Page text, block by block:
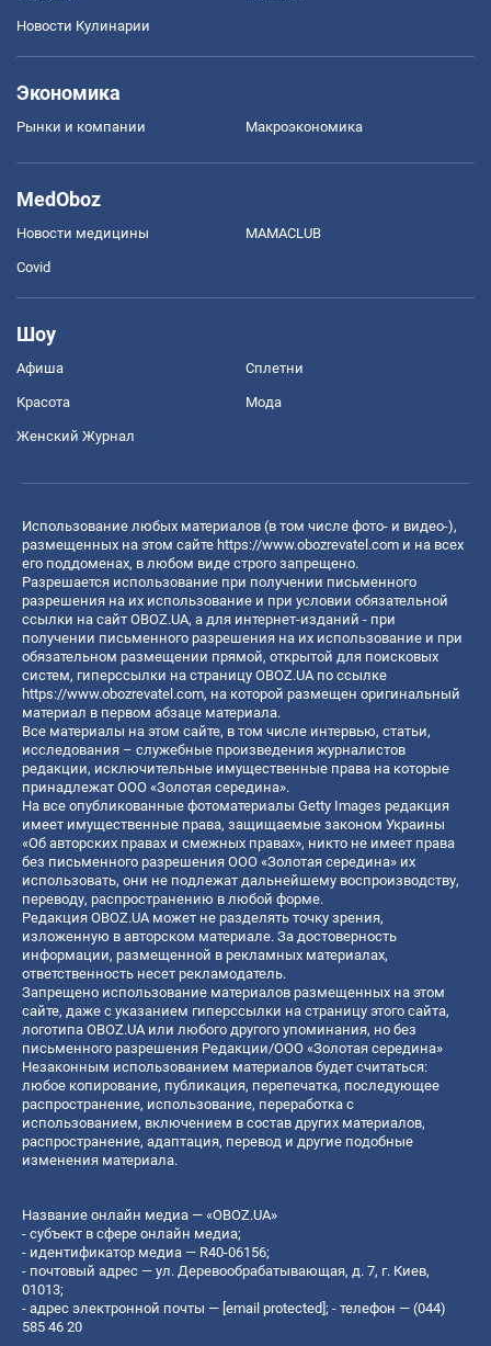
Новости Кулинарии
Экономика
Рынки и компании Mакроэкономика
MedOboz
Новости медицины MAMACLUB
Covid
Шоу
Афиша Сплетни
Красота Мода
Женский Журнал
Использование любых материалов (в том числе фото- и видео-),
размещенных на этом сайте https://www.obozrevatel.com и на всех
его поддоменах, в любом виде строго запрещено.
Разрешается использование при получении письменного
разрешения на их использование и при условии обязательной
ссылки на сайт OBOZ.UA, а для интернет-изданий - при
получении письменного разрешения на их использование и при
обязательном размещении прямой, открытой для поисковых
систем, гиперссылки на страницу OBOZ.UA по ссылке
https://www.obozrevatel.com, на которой размещен оригинальный
материал в первом абзаце материала.
Все материалы на этом сайте, в том числе интервью, статьи,
исследования – служебные произведения журналистов
редакции, исключительные имущественные права на которые
принадлежат ООО «Золотая середина».
На все опубликованные фотоматериалы Getty Images редакция
имеет имущественные права, защищаемые законом Украины
«Об авторских правах и смежных правах», никто не имеет права
без письменного разрешения ООО «Золотая середина» их
использовать, они не подлежат дальнейшему воспроизводству,
переводу, распространению в любой форме.
Редакция OBOZ.UA может не разделять точку зрения,
изложенную в авторском материале. За достоверность
информации, размещенной в рекламных материалах,
ответственность несет рекламодатель.
Запрещено использование материалов размещенных на этом
сайте, даже с указанием гиперссылки на страницу этого сайта,
логотипа OBOZ.UA или любого другого упоминания, но без
письменного разрешения Редакции/ООО «Золотая середина»
Незаконным использованием материалов будет считаться:
любое копирование, публикация, перепечатка, последующее
распространение, использование, переработка с
использованием, включением в состав других материалов,
распространение, адаптация, перевод и другие подобные
изменения материала.
Название онлайн медиа — «OBOZ.UA»
- субъект в сфере онлайн медиа;
- идентификатор медиа — R40-06156;
- почтовый адрес — ул. Деревообрабатывающая, д. 7, г. Киев,
01013;
- адрес электронной почты — [email protected]; - телефон — (044)
585 46 20